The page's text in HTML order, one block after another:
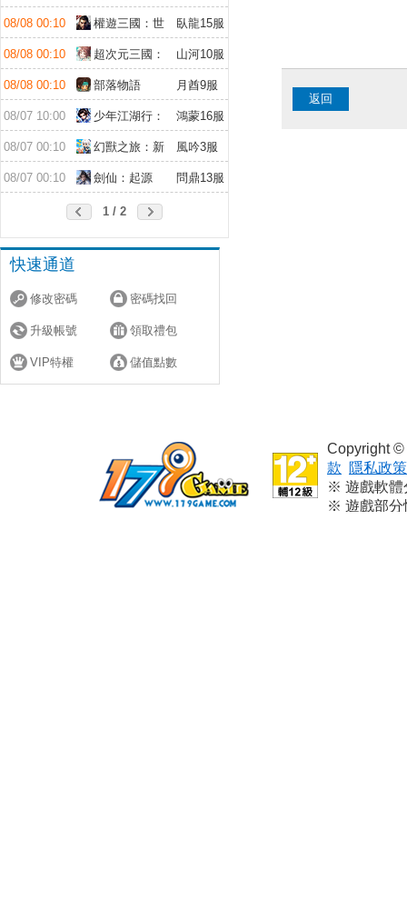
紀元
08/08 00:10
權遊三國：世
界版
臥龍15服
08/08 00:10
超次元三國：
儲值送10倍
山河10服
08/08 00:10 部落物語 月酋9服
08/07 10:00
少年江湖行：
福利版
鴻蒙16服
08/07 00:10
幻獸之旅：新
紀元
風吟3服
08/07 00:10 劍仙：起源 問鼎13服
1 / 2
快速通道
修改密碼 密碼找回
升級帳號 領取禮包
VIP特權 儲值點數
返回
Copyright
款
隱私政策
※ 遊戲軟體
※ 遊戲部分